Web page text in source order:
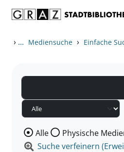
› ... Mediensuche › Einfache
Wählen Sie die Medienart
Alle Physische
Suche verfeinern